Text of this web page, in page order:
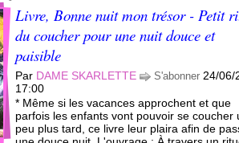
Livre, Bonne nuit mon trésor - Petit
du coucher pour une nuit douce et
paisible
Par DAME SKARLETTE S'abonner 24/06/
17:00
* Même si les vacances approchent et que
parfois les enfants vont pouvoir se coucher
peu plus tard, ce livre leur plaira afin de